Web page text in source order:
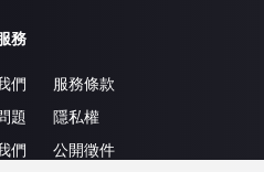
務
們
題
們
服務條款
隱私權
公開徵件